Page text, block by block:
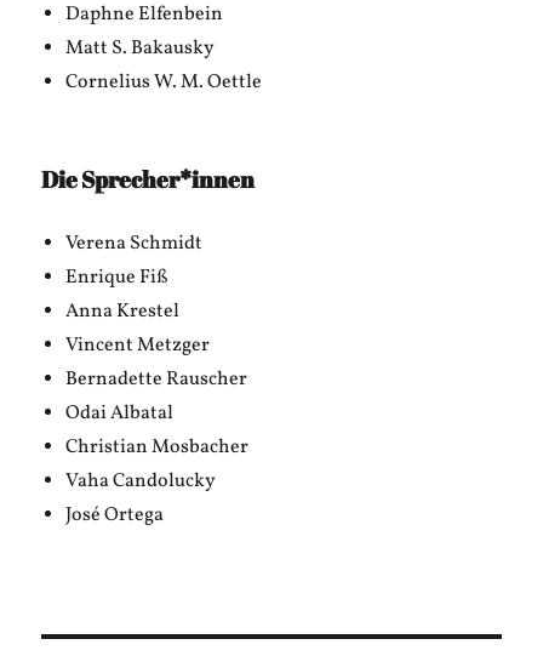
Daphne Elfenbein
Matt S. Bakausky
Cornelius W. M. Oettle
Die Sprecher*innen
Verena Schmidt
Enrique Fiß
Anna Krestel
Vincent Metzger
Bernadette Rauscher
Odai Albatal
Christian Mosbacher
Vaha Candolucky
José Ortega